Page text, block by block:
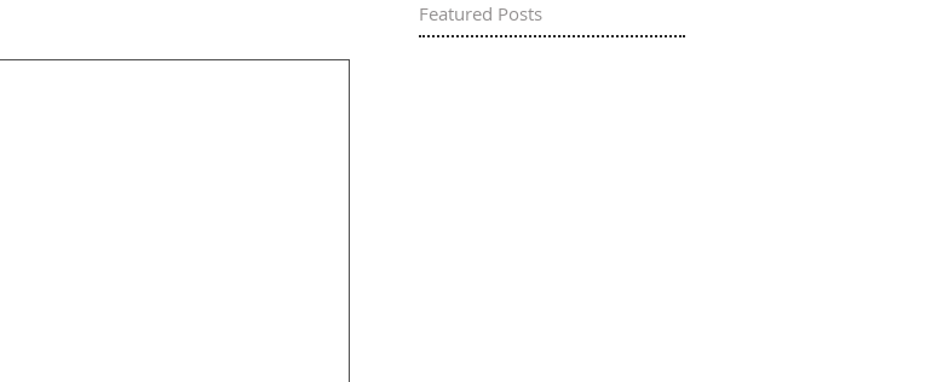
Featured Posts